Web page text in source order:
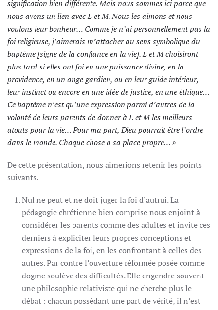
signification bien différente. Mais nous sommes ici parce que
nous avons un lien avec L et M. Nous les aimons et nous
voulons leur bonheur… Comme je n’ai personnellement pas la
foi religieuse, j’aimerais m’attacher au sens symbolique du
baptême [signe de la confiance en la vie]. L et M choisiront
plus tard si elles ont foi en une puissance divine, en la
providence, en un ange gardien, ou en leur guide intérieur,
leur instinct ou encore en une idée de justice, en une éthique…
Ce baptême n’est qu’une expression parmi d’autres de la
volonté de leurs parents de donner à L et M les meilleurs
atouts pour la vie… Pour ma part, Dieu pourrait être l’ordre
dans le monde. Chaque chose a sa place propre… » ---
De cette présentation, nous aimerions retenir les points
suivants.
Nul ne peut et ne doit juger la foi d’autrui. La
pédagogie chrétienne bien comprise nous enjoint à
considérer les parents comme des adultes et invite ces
derniers à expliciter leurs propres conceptions et
expressions de la foi, en les confrontant à celles des
autres. Par contre l’ouverture réformée posée comme
dogme soulève des difficultés. Elle engendre souvent
une philosophie relativiste qui ne cherche plus le
débat : chacun possédant une part de vérité, il n’est